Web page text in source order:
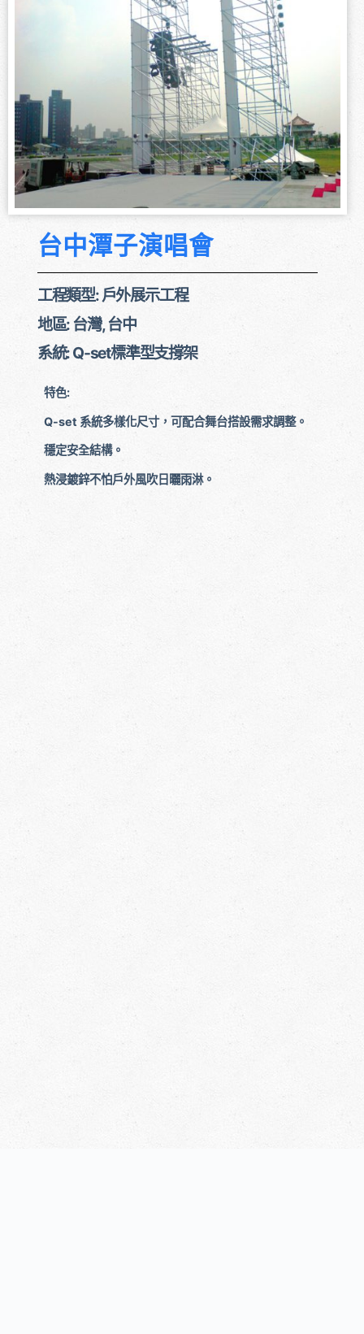
台中潭子演唱會
工程類型: 戶外展示工程
地區: 台灣, 台中
系統: Q-set標準型支撐架
特色:
Q-set 系統多樣化尺寸，可配合舞台搭設需求調整。
穩定安全結構。
熱浸鍍鋅不怕戶外風吹日曬雨淋。